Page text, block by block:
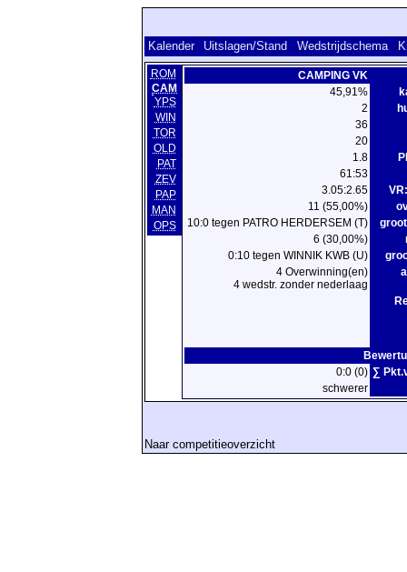
Kalender Uitslagen/Stand Wedstrijdschema
ROM
CAM
YPS
WIN
TOR
OLD
PAT
ZEV
PAP
MAN
OPS
CAMPING VK
45,91%
2
36
20
1.8
61:53
3.05:2.65
11 (55,00%)
10:0 tegen PATRO HERDERSEM (T)
6 (30,00%)
0:10 tegen WINNIK KWB (U)
4 Overwinning(en)
4 wedstr. zonder nederlaag
0:0 (0) ∑
schwerer
Naar competitieoverzicht